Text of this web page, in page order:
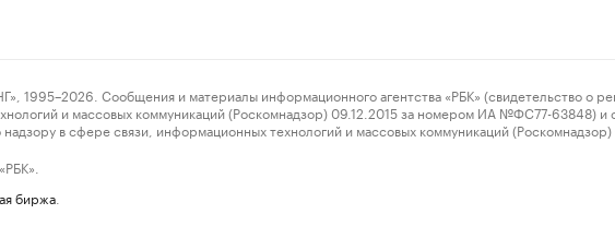
Сообщения и материалы информационного агентства «РБК» (свидетельство о
и массовых коммуникаций (Роскомнадзор) 09.12.2015 за номером ИА №ФС77-63848) и
в сфере связи, информационных технологий и массовых коммуникаций
биржа